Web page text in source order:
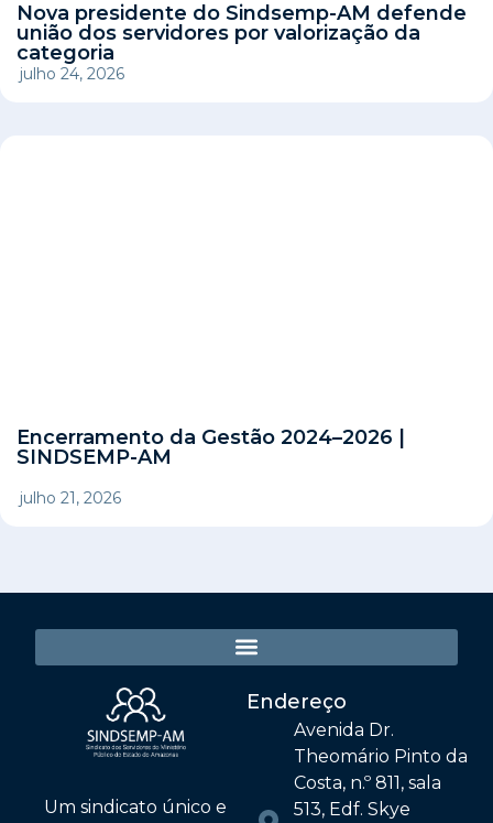
Nova presidente do Sindsemp-AM defende
união dos servidores por valorização da
categoria
julho 24, 2026
Encerramento da Gestão 2024–2026 |
SINDSEMP-AM
julho 21, 2026
Um sindicato único e
Endereço
Avenida Dr.
Theomário Pinto da
Costa, n.º 811, sala
513, Edf. Skye